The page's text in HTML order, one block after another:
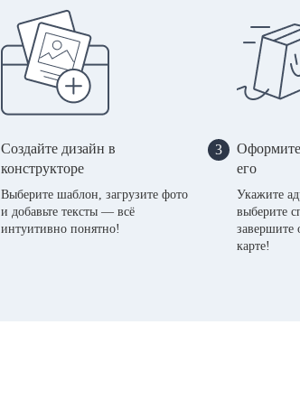
Создайте дизайн в
конструкторе
Выберите шаблон, загрузите фото
и добавьте тексты — всё
интуитивно понятно!
3
Оформите
его
Укажите
выберите
завершите
карте!